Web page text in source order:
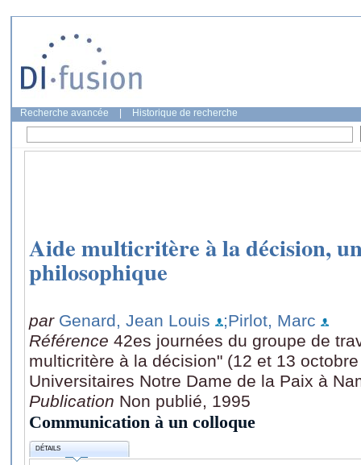
Recherche avancée Historique de recherche
Aide multicritère à la décision,
philosophique
par Genard, Jean Louis
;Pirlot, Marc
Référence 42es journées du groupe de
multicritère à la décision" (12 et 13
Universitaires Notre Dame de la Paix à
Publication Non publié, 1995
Communication à un colloque
DÉTAILS